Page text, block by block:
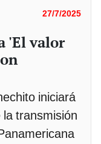
27/7/2025
'El valor
iniciará
transmisión